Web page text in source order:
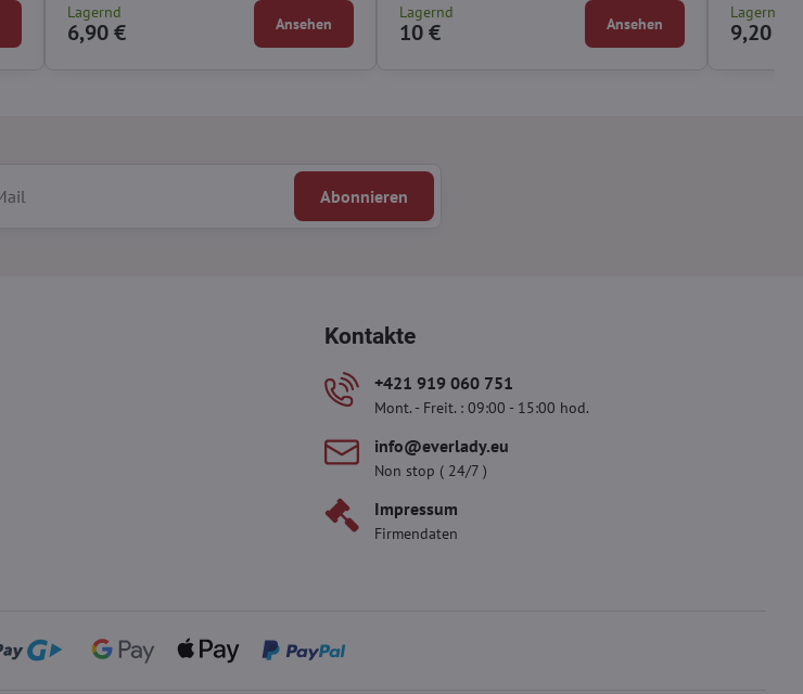
Lagernd
6,90 € Ansehen
Lagernd
10 € Ansehen
Lagernd
9,20 €
Abonnieren
Kontakte
+421 919 060 751
Mont. - Freit. : 09:00 - 15:00 hod.
info​@everlady​.eu
Non stop ( 24/7 )
Impressum
Firmendaten